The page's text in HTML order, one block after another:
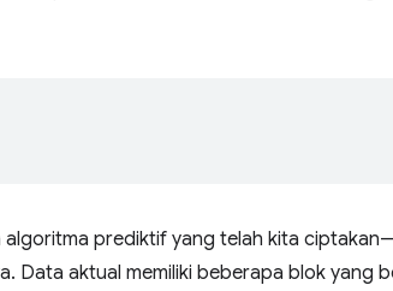
prediktif yang telah kita
Data aktual memiliki beberapa blok yang